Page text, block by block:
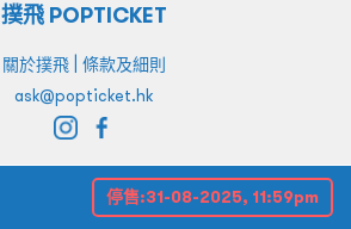
停售:31-08-2025, 11:59pm
撲飛 POPTICKET
關於撲飛| 條款及細則
ask@popticket.hk